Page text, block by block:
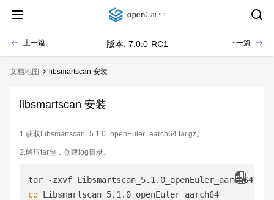
上一篇 版本: 7.0.0-RC1 下一篇
文档地图 libsmartscan 安装
libsmartscan 安装
1.获取Libsmartscan_5.1.0_openEuler_aarch64.tar.gz。
2.解压tar包，创建log目录。
cd